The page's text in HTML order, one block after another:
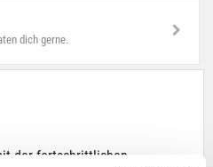
dich gerne.
der fortschrittlichen